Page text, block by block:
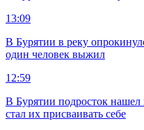
13:09
В Бурятии в реку
один человек выжил
12:59
В Бурятии подросток нашел
стал их присваивать себе